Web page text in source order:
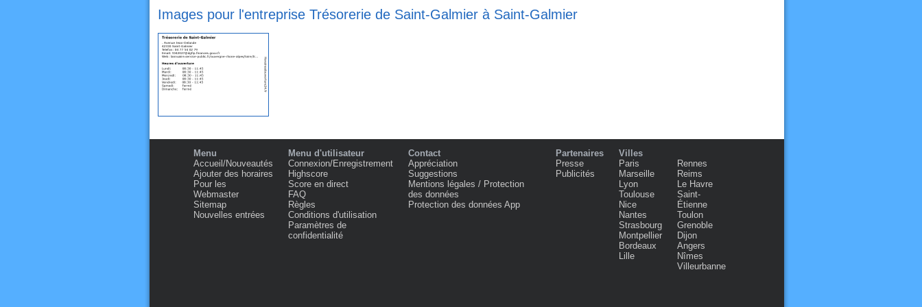
Images pour l'entreprise Trésorerie de Saint-Galmier à Saint-Galmier
Menu
Accueil/Nouveautés
Ajouter des horaires
Pour les
Webmaster
Sitemap
Nouvelles entrées
Menu d'utilisateur
Connexion/Enregistrement
Highscore
Score en direct
FAQ
Règles
Conditions d'utilisation
Paramètres de
confidentialité
Contact
Appréciation
Suggestions
Mentions légales / Protection
des données
Protection des données App
Partenaires
Presse
Publicités
Villes
Paris
Marseille
Lyon
Toulouse
Nice
Nantes
Strasbourg
Montpellier
Bordeaux
Lille
Rennes
Reims
Le Havre
Saint-
Étienne
Toulon
Grenoble
Dijon
Angers
Nîmes
Villeurbanne